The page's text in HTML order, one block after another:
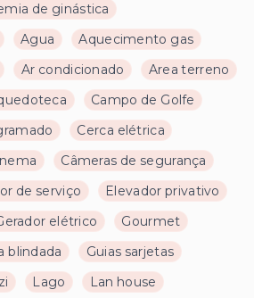
de ginástica
Agua
Aquecimento gas
Ar condicionado
Area terreno
Campo de Golfe
Cerca elétrica
Câmeras de segurança
de serviço
Elevador privativo
elétrico
Gourmet
blindada
Guias sarjetas
Lago
Lan house